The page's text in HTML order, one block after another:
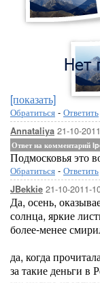
[показать]
Обратиться - Ответить
Annataliya 21-10-
Ответ на комментарий
Подмосковья это
Обратиться - Ответить
JBekkie 21-10-2011-
Да, осень,
солнца, яркие
более-менее
да, когда
за такие деньги в